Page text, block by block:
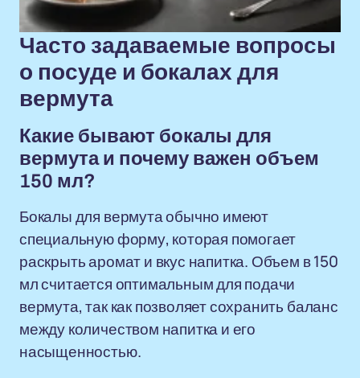
Часто задаваемые вопросы
о посуде и бокалах для
вермута
Какие бывают бокалы для
вермута и почему важен объем
150 мл?
Бокалы для вермута обычно имеют
специальную форму, которая помогает
раскрыть аромат и вкус напитка. Объем в 150
мл считается оптимальным для подачи
вермута, так как позволяет сохранить баланс
между количеством напитка и его
насыщенностью.